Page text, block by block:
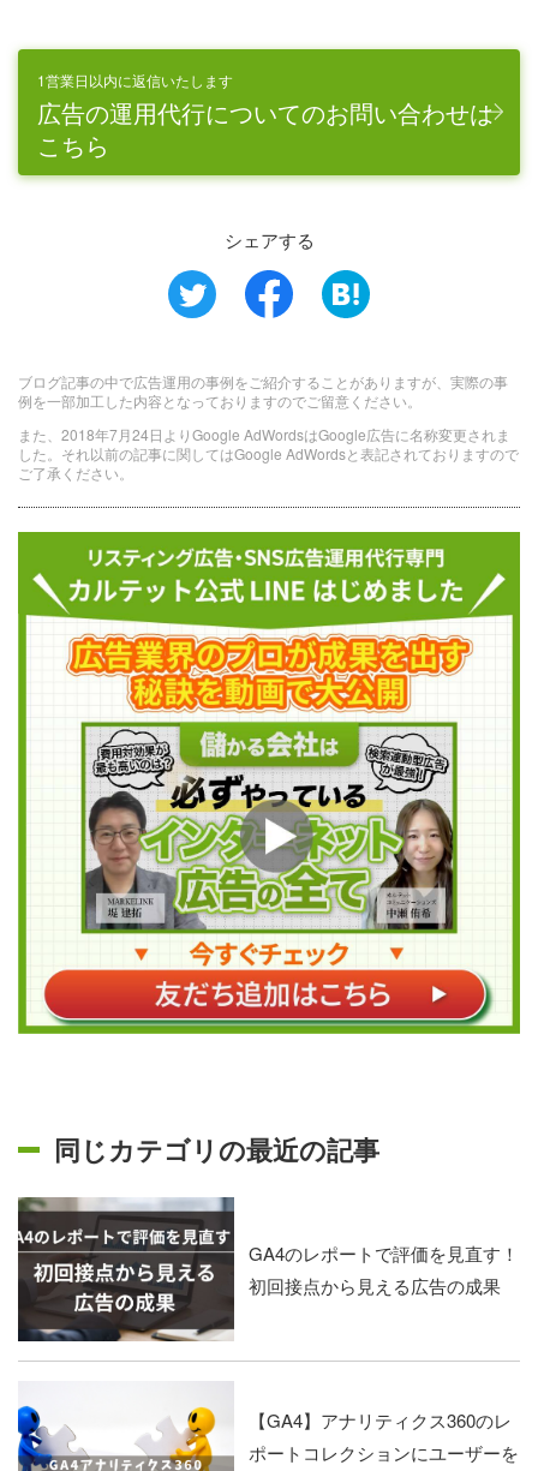
1営業日以内に返信いたします
広告の運用代行についてのお問い合わせは
こちら
シェアする
ブログ記事の中で広告運用の事例をご紹介することがありますが、実際の事
例を一部加工した内容となっておりますのでご留意ください。
また、2018年7月24日よりGoogle AdWordsはGoogle広告に名称変更されま
した。それ以前の記事に関してはGoogle AdWordsと表記されておりますので
ご了承ください。
同じカテゴリの最近の記事
GA4のレポートで評価を見直す！
初回接点から見える広告の成果
【GA4】アナリティクス360のレ
ポートコレクションにユーザーを